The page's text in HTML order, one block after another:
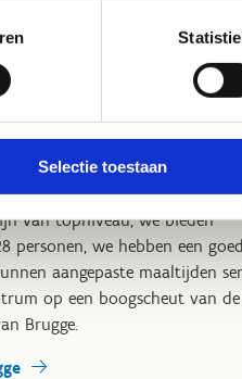
Selectie toestaan
in Brugge
hebben we alle troeven in
succes te maken. Onze
van topniveau, we bieden
personen, we hebben een goed
aangepaste maaltijden
op een boogscheut van
Brugge.